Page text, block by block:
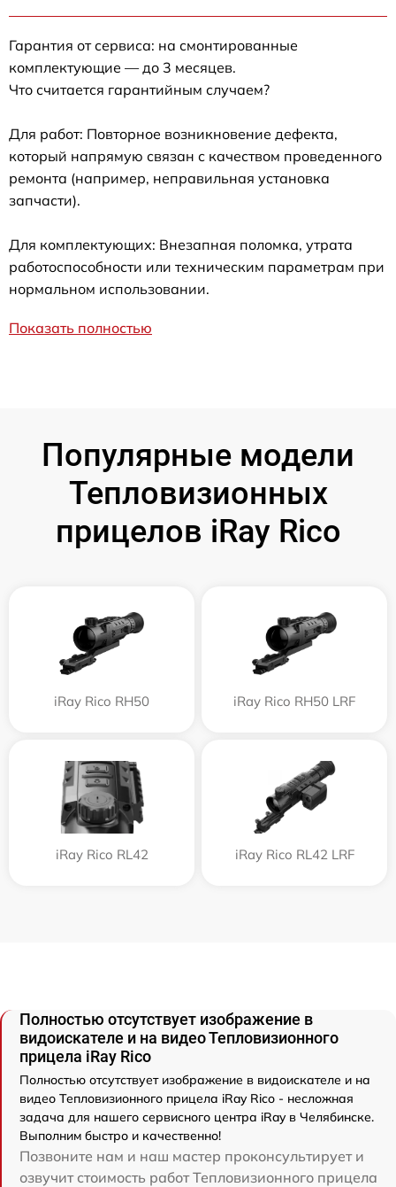
Гарантия от сервиса: на смонтированные
комплектующие — до 3 месяцев.
Что считается гарантийным случаем?
Для работ: Повторное возникновение дефекта,
который напрямую связан с качеством проведенного
ремонта (например, неправильная установка
запчасти).
Для комплектующих: Внезапная поломка, утрата
работоспособности или техническим параметрам при
нормальном использовании.
Показать полностью
Популярные модели
Тепловизионных
прицелов iRay Rico
iRay Rico RH50 iRay Rico RH50 LRF
iRay Rico RL42 iRay Rico RL42 LRF
Полностью отсутствует изображение в
видоискателе и на видео Тепловизионного
прицела iRay Rico
Полностью отсутствует изображение в видоискателе и на
видео Тепловизионного прицела iRay Rico - несложная
задача для нашего сервисного центра iRay в Челябинске.
Выполним быстро и качественно!
Позвоните нам и наш мастер проконсультирует и
озвучит стоимость работ Тепловизионного прицела